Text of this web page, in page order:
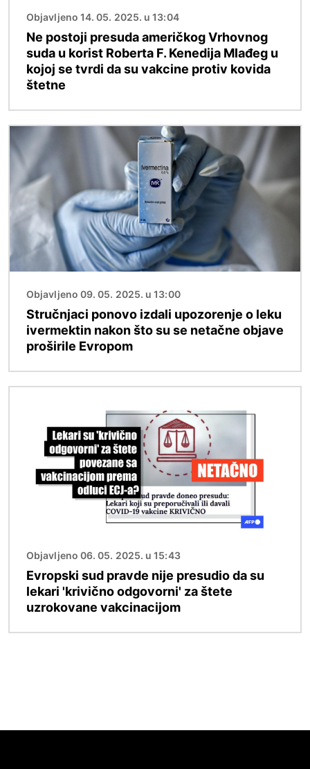
Objavljeno 14. 05. 2025. u 13:04
Ne postoji presuda američkog Vrhovnog
suda u korist Roberta F. Kenedija Mlađeg u
kojoj se tvrdi da su vakcine protiv kovida
štetne
Image
Objavljeno 09. 05. 2025. u 13:00
Stručnjaci ponovo izdali upozorenje o leku
ivermektin nakon što su se netačne objave
proširile Evropom
Objavljeno 06. 05. 2025. u 15:43
Evropski sud pravde nije presudio da su
lekari 'krivično odgovorni' za štete
uzrokovane vakcinacijom